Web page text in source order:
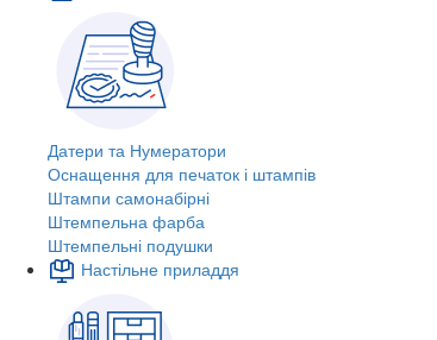
Датери та Нумератори
Оснащення для печаток і штампів
Штампи самонабірні
Штемпельна фарба
Штемпельні подушки
Настільне приладдя